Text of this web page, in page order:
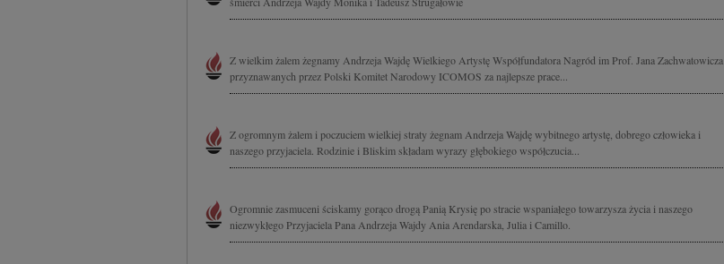
Z wielkim żalem żegnamy Andrzeja Wajdę Wielkiego Artystę Współfundatora Nagród im Prof. Jana Zachwatowicza
przyznawanych przez Polski Komitet Narodowy ICOMOS za najlepsze prace...
Z ogromnym żalem i poczuciem wielkiej straty żegnam Andrzeja Wajdę wybitnego artystę, dobrego człowieka i
naszego przyjaciela. Rodzinie i Bliskim składam wyrazy głębokiego współczucia...
Ogromnie zasmuceni ściskamy gorąco drogą Panią Krysię po stracie wspaniałego towarzysza życia i naszego
niezwykłego Przyjaciela Pana Andrzeja Wajdy Ania Arendarska, Julia i Camillo.